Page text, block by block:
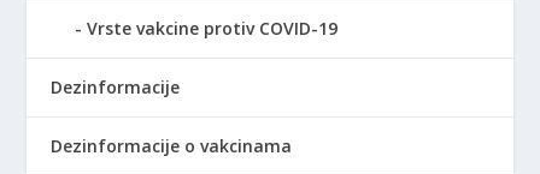
Vrste vakcine protiv COVID-19
Dezinformacije
Dezinformacije o vakcinama